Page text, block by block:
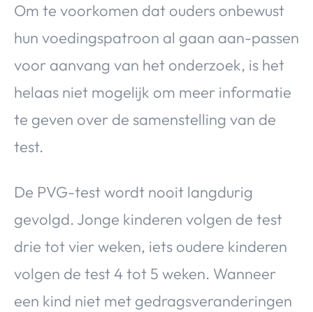
Om te voorkomen dat ouders onbewust
hun voedingspatroon al gaan aan-passen
voor aanvang van het onderzoek, is het
helaas niet mogelijk om meer informatie
te geven over de samenstelling van de
test.
De PVG-test wordt nooit langdurig
gevolgd. Jonge kinderen volgen de test
drie tot vier weken, iets oudere kinderen
volgen de test 4 tot 5 weken. Wanneer
een kind niet met gedragsveranderingen